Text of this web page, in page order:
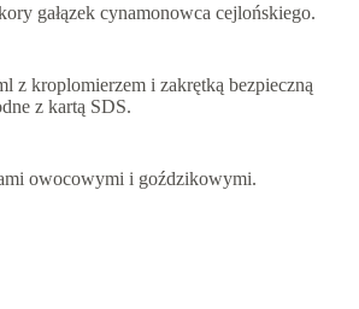
gałązek cynamonowca cejlońskiego.
z kroplomierzem i zakrętką bezpieczną
z kartą SDS.
owocowymi i goździkowymi.